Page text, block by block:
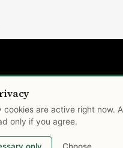
cookies are active right now.
only if you agree.